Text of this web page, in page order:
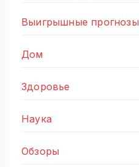
Выигрышные прогнозы
Дом
Здоровье
Наука
Обзоры